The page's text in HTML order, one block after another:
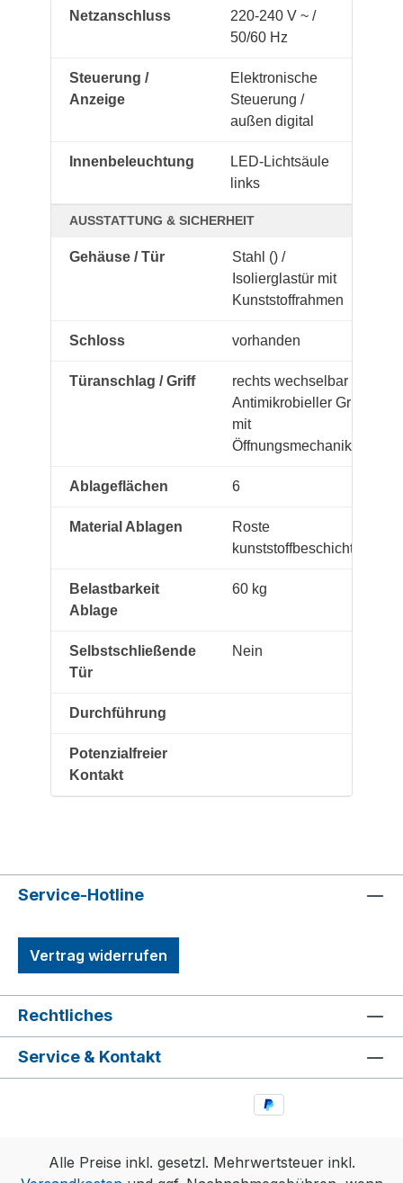
Netzanschluss
220-240 V ~ /
50/60 Hz
Steuerung /
Anzeige
Elektronische
Steuerung /
außen digital
Innenbeleuchtung
LED-Lichtsäule
links
AUSSTATTUNG & SICHERHEIT
Gehäuse / Tür
Stahl () /
Isolierglastür mit
Kunststoffrahmen
Schloss vorhanden
Türanschlag / Griff
rechts wechselbar /
Antimikrobieller Griff
mit
Öffnungsmechanik
Ablageflächen 6
Material Ablagen
Roste
kunststoffbeschichtet
Belastbarkeit
Ablage
60 kg
Selbstschließende
Tür
Nein
Durchführung
Potenzialfreier
Kontakt
Service-Hotline
Vertrag widerrufen
Rechtliches
Service & Kontakt
Alle Preise inkl. gesetzl. Mehrwertsteuer inkl.